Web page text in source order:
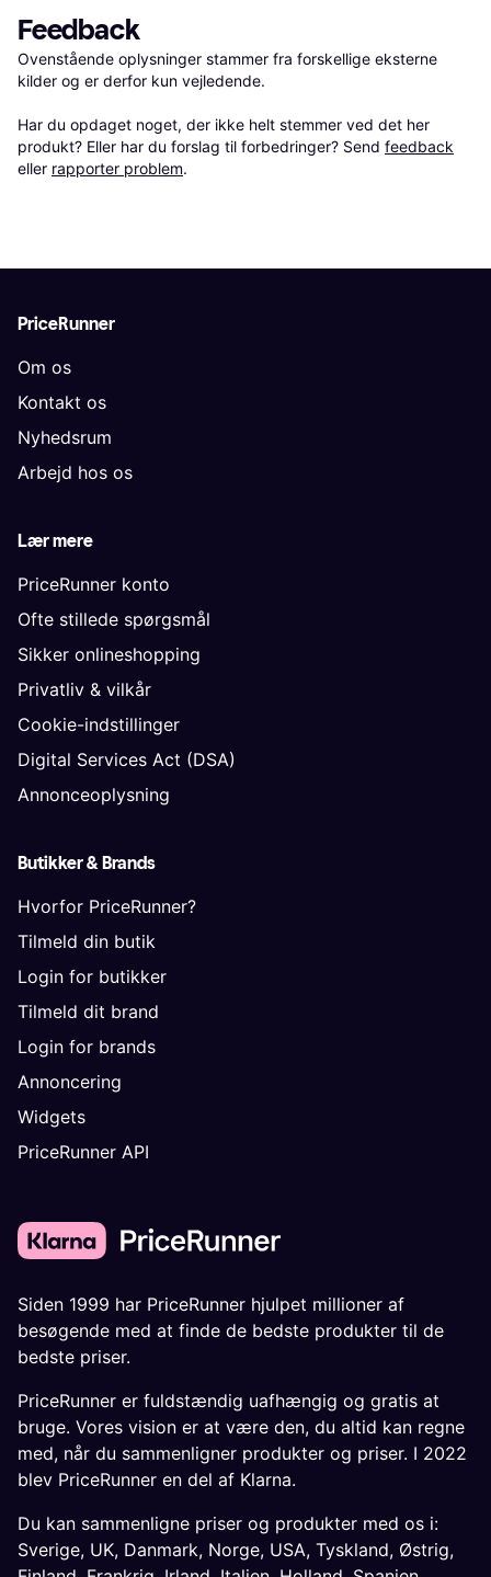
Feedback
Ovenstående oplysninger stammer fra forskellige eksterne
kilder og er derfor kun vejledende.
Har du opdaget noget, der ikke helt stemmer ved det her
produkt? Eller har du forslag til forbedringer? Send feedback
eller rapporter problem.
PriceRunner
Om os
Kontakt os
Nyhedsrum
Arbejd hos os
Lær mere
PriceRunner konto
Ofte stillede spørgsmål
Sikker onlineshopping
Privatliv & vilkår
Cookie-indstillinger
Digital Services Act (DSA)
Annonceoplysning
Butikker & Brands
Hvorfor PriceRunner?
Tilmeld din butik
Login for butikker
Tilmeld dit brand
Login for brands
Annoncering
Widgets
PriceRunner API
Siden 1999 har PriceRunner hjulpet millioner af
besøgende med at finde de bedste produkter til de
bedste priser.
PriceRunner er fuldstændig uafhængig og gratis at
bruge. Vores vision er at være den, du altid kan regne
med, når du sammenligner produkter og priser. I 2022
blev PriceRunner en del af Klarna.
Du kan sammenligne priser og produkter med os i:
Sverige, UK, Danmark, Norge, USA, Tyskland, Østrig,